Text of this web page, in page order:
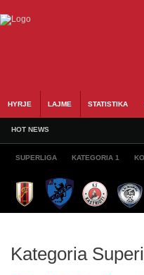
HYRJE LAJME STATISTIKA
HOT NEWS
SUPERLIGA KATEGORIA 1
Kategoria